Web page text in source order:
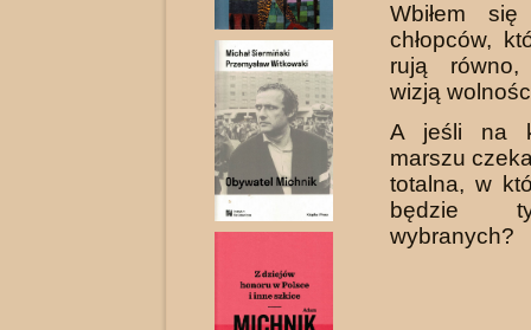
Wbiłem
chłopców,
rują równo,
wizją
A jeśli na
marszu
totalna, w
będzie
wybranych?